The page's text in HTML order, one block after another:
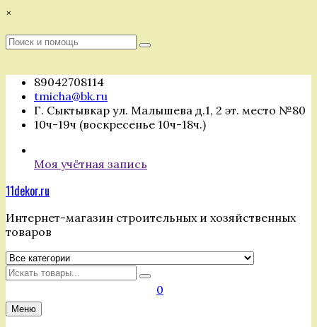
Перейти
содержимому
×
Поиск
Поиск
89042708114
tmicha@bk.ru
Г. Сыктывкар ул. Малышева д.1, 2 эт. место №80
10ч-19ч (воскресенье 10ч-18ч.)
Моя учётная запись
11dekor.ru
Интернет-магазин строительных и хозяйственных
товаров
Искать
0
Меню